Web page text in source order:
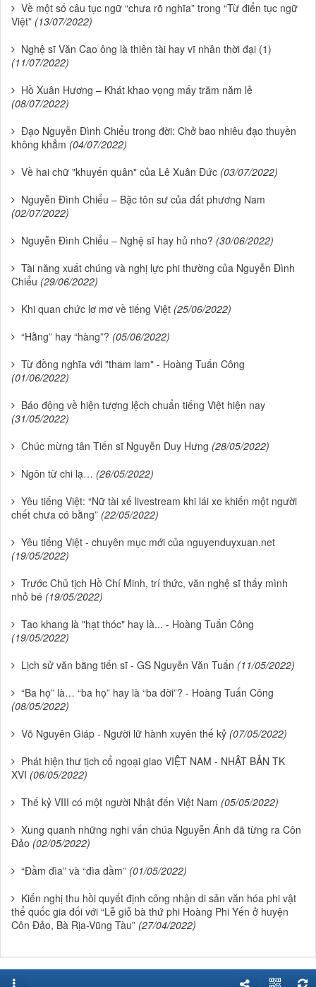
Về một số câu tục ngữ “chưa rõ nghĩa” trong “Từ điển tục ngữ
Việt” (13/07/2022)
Nghệ sĩ Văn Cao ông là thiên tài hay vĩ nhân thời đại (1)
(11/07/2022)
Hồ Xuân Hương – Khát khao vọng mấy trăm năm lẻ
(08/07/2022)
Đạo Nguyễn Đình Chiểu trong đời: Chở bao nhiêu đạo thuyền
không khẳm (04/07/2022)
Về hai chữ "khuyến quân" của Lê Xuân Đức (03/07/2022)
Nguyễn Đình Chiểu – Bậc tôn sư của đất phương Nam
(02/07/2022)
Nguyễn Đình Chiểu – Nghệ sĩ hay hủ nho? (30/06/2022)
Tài năng xuất chúng và nghị lực phi thường của Nguyễn Đình
Chiểu (29/06/2022)
Khi quan chức lơ mơ về tiếng Việt (25/06/2022)
“Hằng” hay “hàng”? (05/06/2022)
Từ đồng nghĩa với "tham lam" - Hoàng Tuấn Công
(01/06/2022)
Báo động về hiện tượng lệch chuẩn tiếng Việt hiện nay
(31/05/2022)
Chúc mừng tân Tiến sĩ Nguyễn Duy Hưng (28/05/2022)
Ngôn từ chi lạ… (26/05/2022)
Yêu tiếng Việt: “Nữ tài xế livestream khi lái xe khiến một người
chết chưa có bằng” (22/05/2022)
Yêu tiếng Việt - chuyên mục mới của nguyenduyxuan.net
(19/05/2022)
Trước Chủ tịch Hồ Chí Minh, trí thức, văn nghệ sĩ thấy mình
nhỏ bé (19/05/2022)
Tao khang là "hạt thóc" hay là... - Hoàng Tuấn Công
(19/05/2022)
Lịch sử văn bằng tiến sĩ - GS Nguyễn Văn Tuấn (11/05/2022)
“Ba họ” là… “ba họ” hay là “ba đời”? - Hoàng Tuấn Công
(08/05/2022)
Võ Nguyên Giáp - Người lữ hành xuyên thế kỷ (07/05/2022)
Phát hiện thư tịch cổ ngoại giao VIỆT NAM - NHẬT BẢN TK
XVI (06/05/2022)
Thế kỷ VIII có một người Nhật đến Việt Nam (05/05/2022)
Xung quanh những nghi vấn chúa Nguyễn Ánh đã từng ra Côn
Đảo (02/05/2022)
“Đầm đìa” và “đìa đầm” (01/05/2022)
Kiến nghị thu hồi quyết định công nhận di sản văn hóa phi vật
thể quốc gia đối với “Lễ giỗ bà thứ phi Hoàng Phi Yến ở huyện
Côn Đảo, Bà Rịa-Vũng Tàu” (27/04/2022)